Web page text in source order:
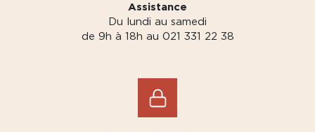
Assistance
Du lundi au samedi
de 9h à 18h au 021 331 22 38